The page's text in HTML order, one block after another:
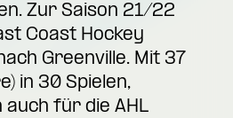
Zur Saison 21/22
Coast Hockey
Greenville. Mit 37
in 30 Spielen,
für die AHL